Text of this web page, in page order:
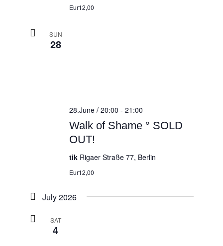
Eur12,00
SUN
28
Walk of Shame ° SOLD
OUT!
28.June / 20:00 - 21:00
tik Rigaer Straße 77, Berlin
Eur12,00
July 2026
SAT
4